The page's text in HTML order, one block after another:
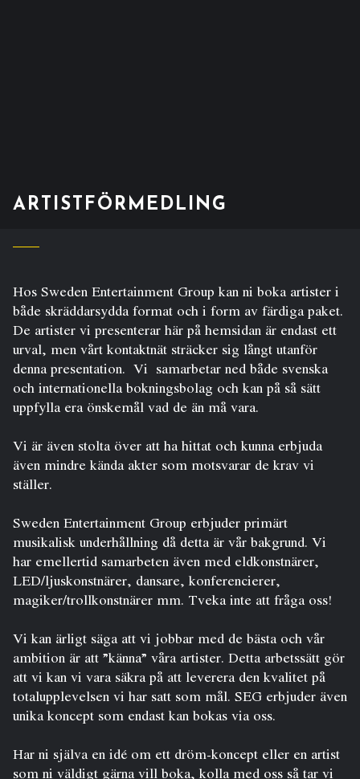
ARTISTFÖRMEDLING
Hos Sweden Entertainment Group kan ni boka artister i
både skräddarsydda format och i form av färdiga paket.
De artister vi presenterar här på hemsidan är endast ett
urval, men vårt kontaktnät sträcker sig långt utanför
denna presentation. Vi samarbetar ned både svenska
och internationella bokningsbolag och kan på så sätt
uppfylla era önskemål vad de än må vara.
Vi är även stolta över att ha hittat och kunna erbjuda
även mindre kända akter som motsvarar de krav vi
ställer.
Sweden Entertainment Group erbjuder primärt
musikalisk underhållning då detta är vår bakgrund. Vi
har emellertid samarbeten även med eldkonstnärer,
LED/ljuskonstnärer, dansare, konferencierer,
magiker/trollkonstnärer mm. Tveka inte att fråga oss!
Vi kan ärligt säga att vi jobbar med de bästa och vår
ambition är att ”känna” våra artister. Detta arbetssätt gör
att vi kan vi vara säkra på att leverera den kvalitet på
totalupplevelsen vi har satt som mål. SEG erbjuder även
unika koncept som endast kan bokas via oss.
Har ni själva en idé om ett dröm-koncept eller en artist
som ni väldigt gärna vill boka, kolla med oss så tar vi